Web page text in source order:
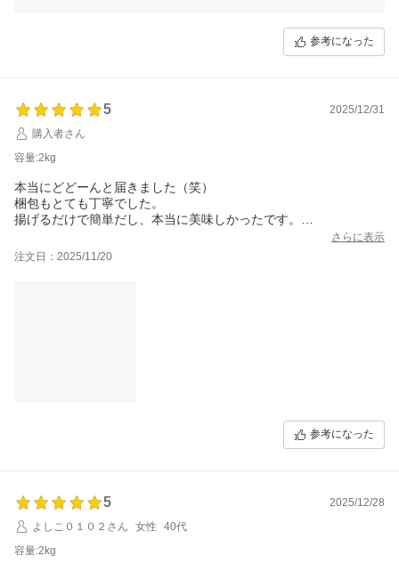
まいりますので、引き続き延岡市をよろしくお願いいたします。参考になった
5
2025/12/31
購入者さん
容量:2kg
本当にどどーんと届きました（笑）
梱包もとても丁寧でした。
揚げるだけで簡単だし、本当に美味しかったです。
塩味も聞いていて、酒のツマミやご飯のあと1品にピッタリでし
た。
さらに表示
注文日：2025/11/20
参考になった
5
2025/12/28
よしこ０１０２さん
女性
40代
容量:2kg